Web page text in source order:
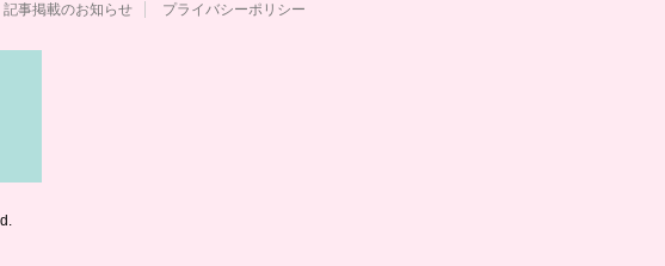
記事掲載のお知らせ プライバシーポリシー